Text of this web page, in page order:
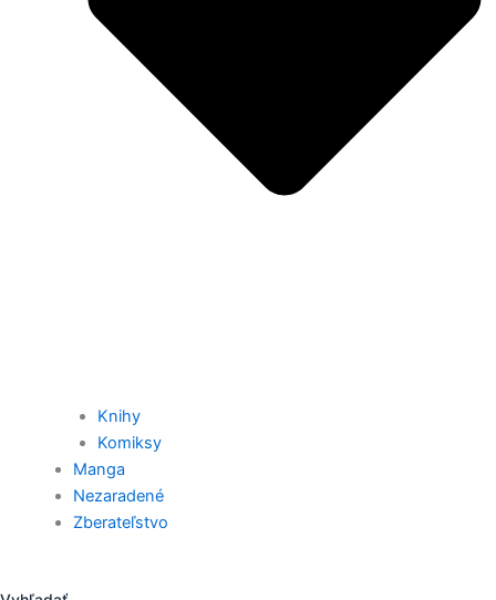
Knihy
Komiksy
Manga
Nezaradené
Zberateľstvo